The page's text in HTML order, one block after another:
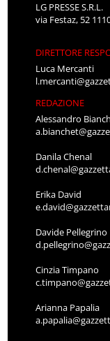
LG PRESSE S.R.L.
via Festaz, 52
DIRETTORE
Luca Mercanti
REDAZIONE
Alessandro
Danila Chenal
Erika David
Davide Pellegrino
Cinzia Timpano
Arianna Papalia